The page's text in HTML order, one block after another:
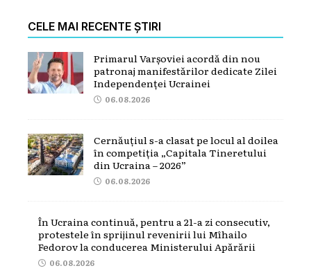
CELE MAI RECENTE ȘTIRI
Primarul Varșoviei acordă din nou
patronaj manifestărilor dedicate Zilei
Independenței Ucrainei
06.08.2026
Cernăuțiul s-a clasat pe locul al doilea
în competiția „Capitala Tineretului
din Ucraina – 2026”
06.08.2026
În Ucraina continuă, pentru a 21-a zi consecutiv,
protestele în sprijinul revenirii lui Mîhailo
Fedorov la conducerea Ministerului Apărării
06.08.2026